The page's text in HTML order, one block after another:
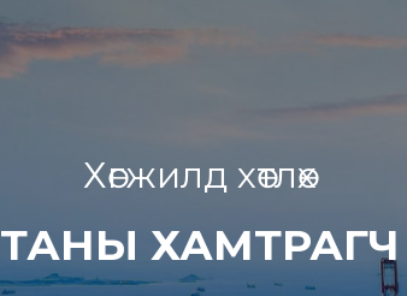
Хөгжилд хөтлөх
ТАНЫ ХАМТРАГЧ